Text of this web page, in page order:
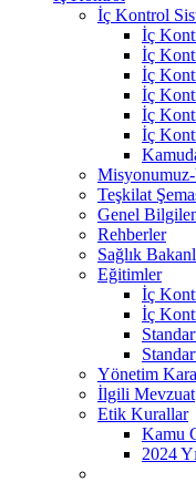
İç Kontrol
İç
İç
İç
İç
İç
İç
Teşkilat
Genel
Rehberler
Sağlık
Eğitimler
İç
İç
Yönetim
İlgili Mevzuat
Etik Kurallar
Kamu
2024